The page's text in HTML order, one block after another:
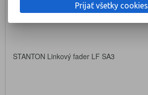
STANTON Linkový fader LF SA3
Prijať všetky cookies